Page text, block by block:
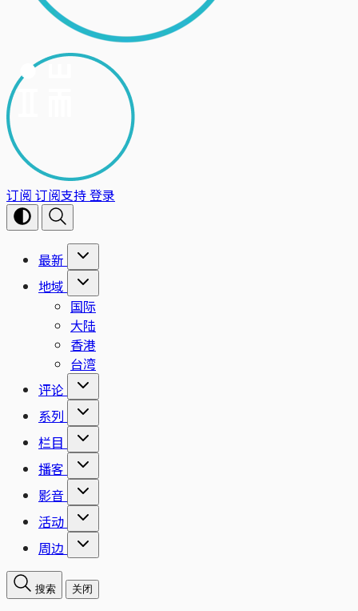
订阅 订阅支持登录
最新
地域
国际
大陆
香港
台湾
评论
系列
栏目
播客
影音
活动
周边
搜索 关闭